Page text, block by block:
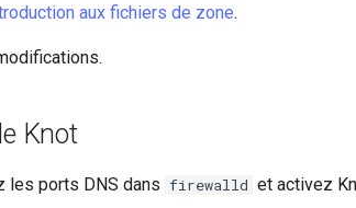
aux fichiers de zone.
Knot
les ports DNS dans firewalld et activez